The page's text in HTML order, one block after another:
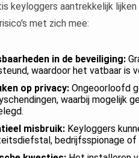
keyloggers aantrekkelijk
met zich mee:
in de beveiliging:
waardoor het vatbaar is
op privacy: Ongeoorloofd
waarbij mogelijk
misbruik: Keyloggers
bedrijfsspionage of